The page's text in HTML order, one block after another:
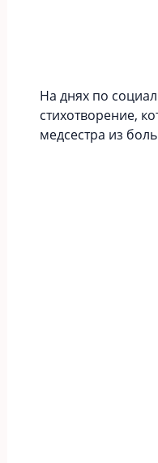
На днях по
стихотворение,
медсестра из